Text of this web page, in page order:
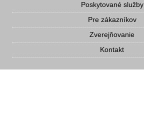
Poskytované služby
Pre zákazníkov
Zverejňovanie
Kontakt